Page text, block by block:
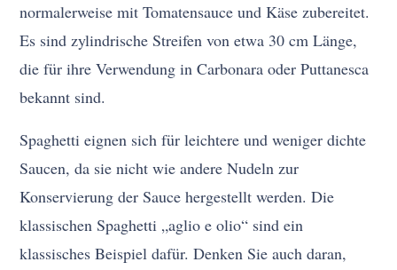
normalerweise mit Tomatensauce und Käse zubereitet.
Es sind zylindrische Streifen von etwa 30 cm Länge,
die für ihre Verwendung in Carbonara oder Puttanesca
bekannt sind.
Spaghetti eignen sich für leichtere und weniger dichte
Saucen, da sie nicht wie andere Nudeln zur
Konservierung der Sauce hergestellt werden. Die
klassischen Spaghetti „aglio e olio“ sind ein
klassisches Beispiel dafür. Denken Sie auch daran,